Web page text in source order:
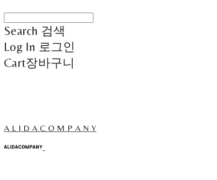
Search 검색
Log In 로그인
Cart장바구니
A L I D A C O M P A N Y